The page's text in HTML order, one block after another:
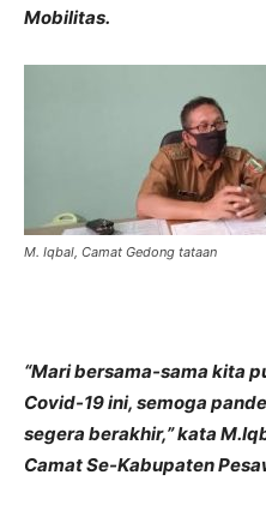
Mobilitas.
M. Iqbal, Camat Gedong tataan
“Mari bersama-sama kita
Covid-19 ini, semoga
segera berakhir,” kata
Camat Se-Kabupaten